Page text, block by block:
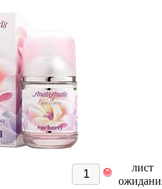
лист